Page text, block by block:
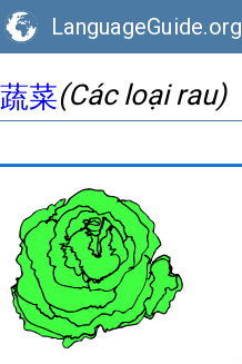
LanguageGuide.org
蔬菜(Các loại rau)